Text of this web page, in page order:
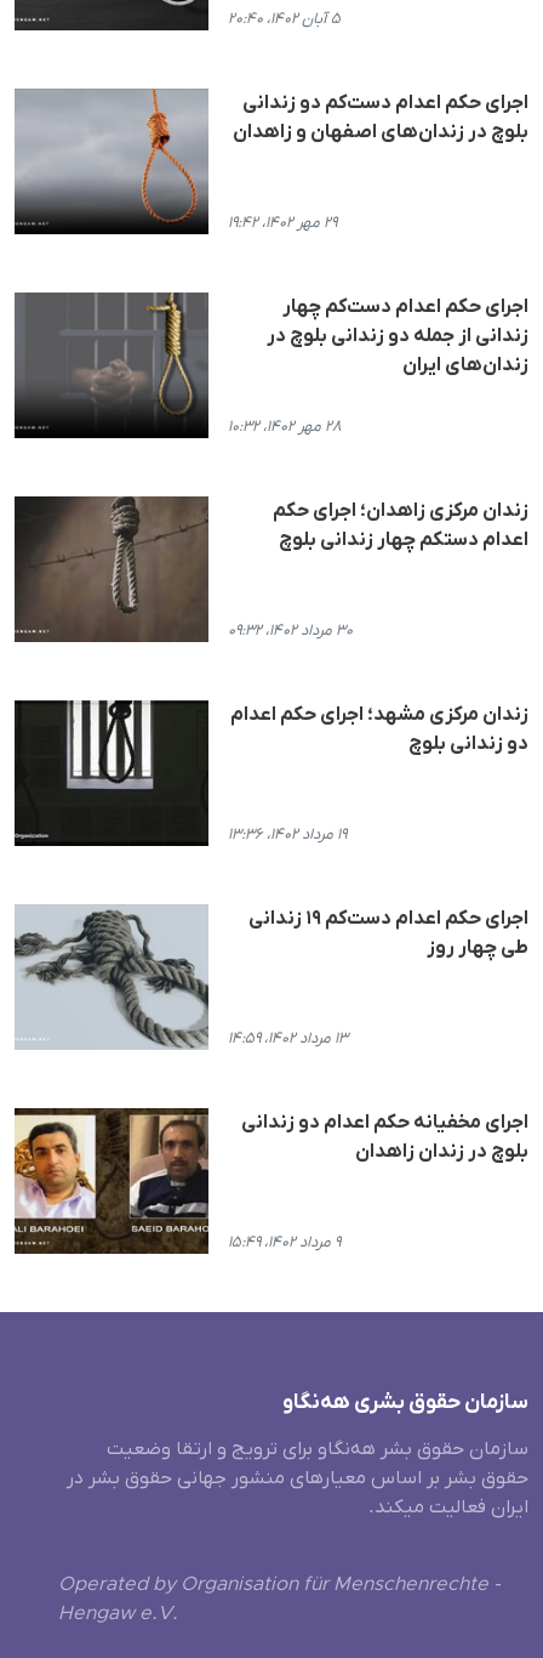
۵ آبان ۱۴۰۲، ۲۰:۴۰
اجرای حکم اعدام دست‌کم دو زندانی
بلوچ در زندان‌های اصفهان و زاهدان
۲۹ مهر ۱۴۰۲، ۱۹:۴۲
اجرای حکم اعدام دست‌کم چهار
زندانی از جمله دو زندانی بلوچ در
زندان‌های ایران
۲۸ مهر ۱۴۰۲، ۱۰:۳۲
زندان مرکزی زاهدان؛ اجرای حکم
اعدام دستکم چهار زندانی بلوچ
۳۰ مرداد ۱۴۰۲، ۰۹:۳۲
زندان مرکزی مشهد؛ اجرای حکم اعدام
دو زندانی بلوچ
۱۹ مرداد ۱۴۰۲، ۱۳:۳۶
اجرای حکم اعدام دست‌کم ۱۹ زندانی
طی چهار روز
۱۳ مرداد ۱۴۰۲، ۱۴:۵۹
اجرای مخفیانه حکم اعدام دو زندانی
بلوچ در زندان زاهدان
۹ مرداد ۱۴۰۲، ۱۵:۴۹
سازمان حقوق بشری هەنگاو
سازمان حقوق بشر هه‌نگاو برای ترویج و ارتقا وضعیت
حقوق بشر بر اساس معیارهای منشور جهانی حقوق بشر در
ایران فعالیت میکند.
Operated by Organisation für Menschenrechte -
Hengaw e.V.